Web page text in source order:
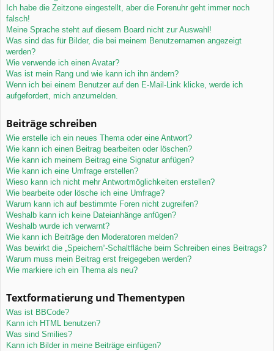
Ich habe die Zeitzone eingestellt, aber die Forenuhr geht immer noch
falsch!
Meine Sprache steht auf diesem Board nicht zur Auswahl!
Was sind das für Bilder, die bei meinem Benutzernamen angezeigt
werden?
Wie verwende ich einen Avatar?
Was ist mein Rang und wie kann ich ihn ändern?
Wenn ich bei einem Benutzer auf den E-Mail-Link klicke, werde ich
aufgefordert, mich anzumelden.
Beiträge schreiben
Wie erstelle ich ein neues Thema oder eine Antwort?
Wie kann ich einen Beitrag bearbeiten oder löschen?
Wie kann ich meinem Beitrag eine Signatur anfügen?
Wie kann ich eine Umfrage erstellen?
Wieso kann ich nicht mehr Antwortmöglichkeiten erstellen?
Wie bearbeite oder lösche ich eine Umfrage?
Warum kann ich auf bestimmte Foren nicht zugreifen?
Weshalb kann ich keine Dateianhänge anfügen?
Weshalb wurde ich verwarnt?
Wie kann ich Beiträge den Moderatoren melden?
Was bewirkt die „Speichern“-Schaltfläche beim Schreiben eines Beitrags?
Warum muss mein Beitrag erst freigegeben werden?
Wie markiere ich ein Thema als neu?
Textformatierung und Thementypen
Was ist BBCode?
Kann ich HTML benutzen?
Was sind Smilies?
Kann ich Bilder in meine Beiträge einfügen?